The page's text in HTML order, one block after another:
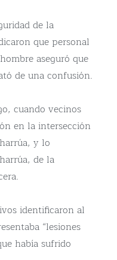
de la
que personal
aseguró que
de una confusión.
cuando vecinos
en la intersección
y lo
de la
identificaron al
“lesiones
había sufrido